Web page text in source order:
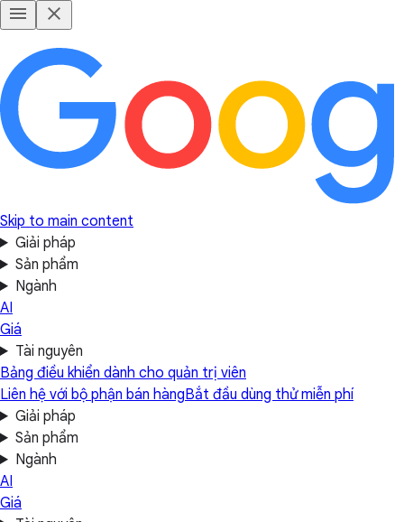
Skip to main content
Giải pháp
Sản phẩm
Ngành
AI
Giá
Tài nguyên
Bảng điều khiển dành cho quản trị viên
Liên hệ với bộ phận bán hàngBắt đầu dùng thử miễn phí
Giải pháp
Sản phẩm
Ngành
AI
Giá